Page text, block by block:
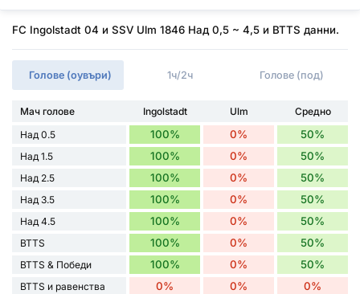
FC Ingolstadt 04 и SSV Ulm 1846 Над 0,5 ~ 4,5 и BTTS данни.
Голове (оувъри) 1ч/2ч Голове (под)
Мач голове Ingolstadt Ulm
Средно
Над 0.5
100% 0% 50%
Над 1.5 100% 0% 50%
Над 2.5 100% 0% 50%
Над 3.5 100% 0% 50%
Над 4.5 100% 0% 50%
BTTS 100% 0% 50%
BTTS & Победи 100% 0% 50%
BTTS и равенства 0% 0% 0%